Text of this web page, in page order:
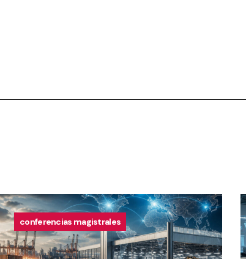
conferencias magistrales